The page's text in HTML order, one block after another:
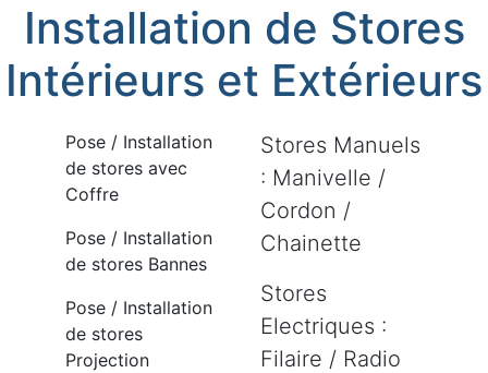
Installation de Stores
Intérieurs et Extérieurs
Pose / Installation
de stores avec
Coffre
Pose / Installation
de stores Bannes
Pose / Installation
de stores
Projection
Stores Manuels
: Manivelle /
Cordon /
Chainette
Stores
Electriques :
Filaire / Radio